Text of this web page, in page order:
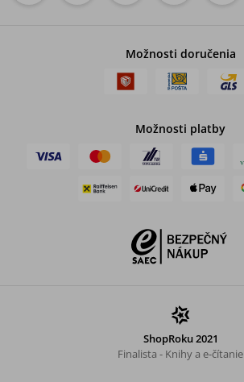
Možnosti doručenia
Možnosti platby
ShopRoku 2021
Finalista - Knihy a e-čítanie